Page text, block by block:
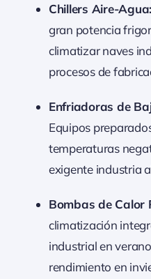
Chillers Aire-Agua:
gran potencia
climatizar naves
procesos de
Enfriadoras de
Equipos
temperaturas
exigente industria
Bombas de Calor
climatización
industrial en
rendimiento en